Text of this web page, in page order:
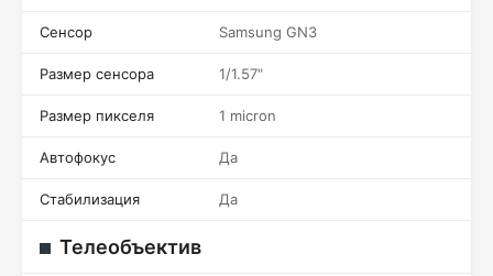
Сенсор Samsung GN3
Размер сенсора 1/1.57"
Размер пикселя 1 micron
Автофокус Да
Стабилизация Да
Телеобъектив